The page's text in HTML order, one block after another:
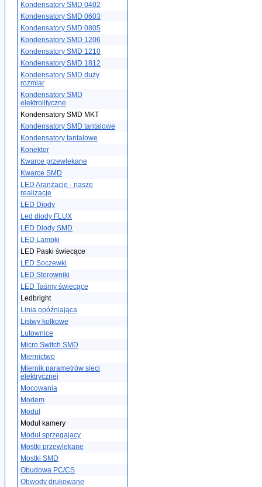
Kondensatory SMD 0402
Kondensatory SMD 0603
Kondensatory SMD 0805
Kondensatory SMD 1206
Kondensatory SMD 1210
Kondensatory SMD 1812
Kondensatory SMD duży
rozmiar
Kondensatory SMD
elektrolityczne
Kondensatory SMD MKT
Kondensatory SMD tantalowe
Kondensatory tantalowe
Konektor
Kwarce przewlekane
Kwarce SMD
LED Aranżacje - nasze
realizacje
LED Diody
Led diody FLUX
LED Diody SMD
LED Lampki
LED Paski świecące
LED Soczewki
LED Sterowniki
LED Taśmy świecące
Ledbright
Linia opóźniająca
Listwy kołkowe
Lutownice
Micro Switch SMD
Miernictwo
Miernik parametrów sieci
elektrycznej
Mocowania
Modem
Moduł
Moduł kamery
Moduł sprzegajacy
Mostki przewlekane
Mostki SMD
Obudowa PC/CS
Obwody drukowane